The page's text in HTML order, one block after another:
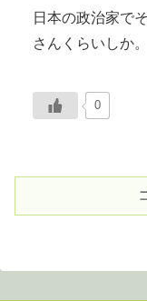
日本の政治家で
さんくらいしか。
0